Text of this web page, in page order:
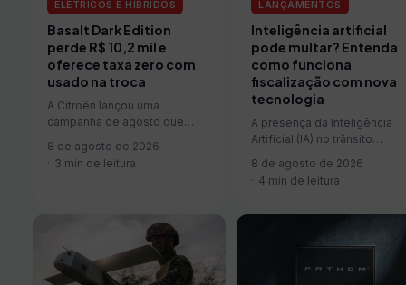
ELÉTRICOS E HÍBRIDOS
Basalt Dark Edition
perde R$ 10,2 mil e
oferece taxa zero com
usado na troca
A Citroën lançou uma
campanha de agosto que
Edition, versão topo de…
8 de agosto de 2026
3 min de leitura
LANÇAMENTOS
Inteligência artificial
pode multar? Entenda
como funciona
fiscalização com nova
tecnologia
A presença da Inteligência
Artificial (IA) no trânsito
em rodovias e vias urbanas
nos…
8 de agosto de 2026
4 min de leitura